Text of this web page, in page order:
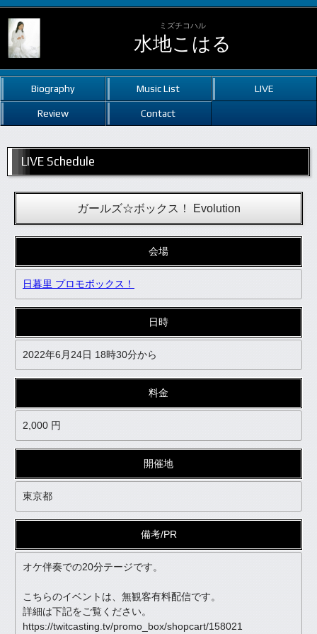
ミズチコハル
水地こはる
Biography Music List LIVE
Review Contact
LIVE Schedule
ガールズ☆ボックス！ Evolution
会場
日暮里 プロモボックス！
日時
2022年6月24日 18時30分から
料金
2,000 円
開催地
東京都
備考/PR
オケ伴奏での20分テージです。
こちらのイベントは、無観客有料配信です。
詳細は下記をご覧ください。
https://twitcasting.tv/promo_box/shopcart/158021